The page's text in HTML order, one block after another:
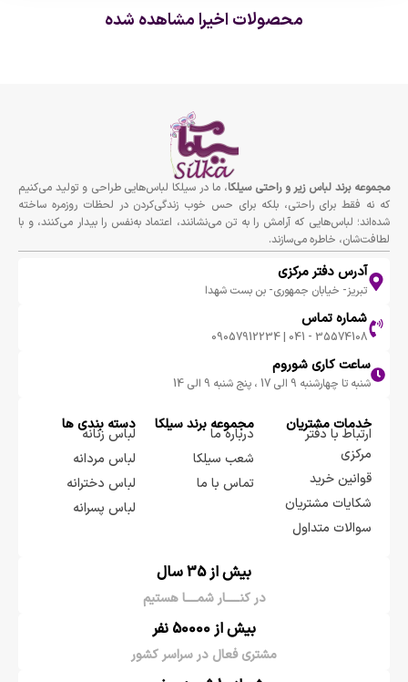
محصولات اخیرا مشاهده شده
مجموعه برند لباس زير و راحتى سيلكا، ما در سیلکا لباس‌هایی طراحی و تولید می‌کنیم
که نه فقط برای راحتی، بلکه برای حس خوب زندگی‌کردن در لحظات روزمره ساخته
شده‌اند؛ لباس‌هایی که آرامش را به تن می‌نشانند، اعتماد به‌نفس را بیدار می‌کنند، و با
لطافت‌شان، خاطره می‌سازند.
آدرس دفتر مرکزی
تبریز- خیابان جمهوری- بن بست شهدا
شماره تماس
35574108 - 041 | 09057912234
ساعت کاری شوروم
شنبه تا چهارشنبه 9 الی 17 ، پنج شنبه 9 الی 14
خدمات مشتریان
ارتباط با دفتر
مرکزی
قوانین خرید
شکایات مشتریان
سوالات متداول
مجموعه برند سيلكا
درباره ما
شعب سیلکا
تماس با ما
دسته بندی ها
لباس زنانه
لباس مردانه
لباس دخترانه
لباس پسرانه
بیش از 35 سال
در کنـــــار شمــــا هستیم
بیش از 50000 نفر
مشتری فعال در سراسر کشور